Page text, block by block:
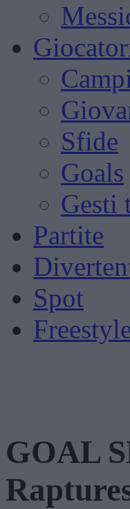
Sfide
Goals
Gesti
Partite
Spot
GOAL